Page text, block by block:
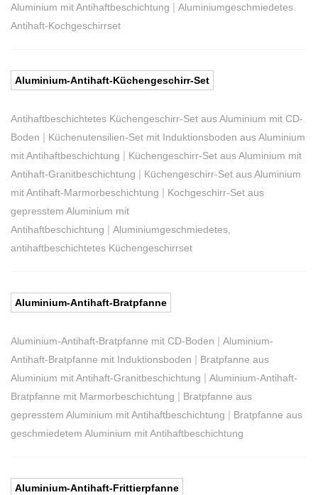
Aluminium mit Antihaftbeschichtung | Aluminiumgeschmiedetes
Antihaft-Kochgeschirrset
Aluminium-Antihaft-Küchengeschirr-Set
Antihaftbeschichtetes Küchengeschirr-Set aus Aluminium mit CD-
Boden | Küchenutensilien-Set mit Induktionsboden aus Aluminium
mit Antihaftbeschichtung | Küchengeschirr-Set aus Aluminium mit
Antihaft-Granitbeschichtung | Küchengeschirr-Set aus Aluminium
mit Antihaft-Marmorbeschichtung | Kochgeschirr-Set aus
gepresstem Aluminium mit
Antihaftbeschichtung | Aluminiumgeschmiedetes,
antihaftbeschichtetes Küchengeschirrset
Aluminium-Antihaft-Bratpfanne
Aluminium-Antihaft-Bratpfanne mit CD-Boden | Aluminium-
Antihaft-Bratpfanne mit Induktionsboden | Bratpfanne aus
Aluminium mit Antihaft-Granitbeschichtung | Aluminium-Antihaft-
Bratpfanne mit Marmorbeschichtung | Bratpfanne aus
gepresstem Aluminium mit Antihaftbeschichtung | Bratpfanne aus
geschmiedetem Aluminium mit Antihaftbeschichtung
Aluminium-Antihaft-Frittierpfanne